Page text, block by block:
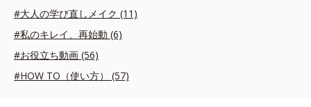
#大人の学び直しメイク (11)
#私のキレイ、再始動 (6)
#お役立ち動画 (56)
#HOW TO（使い方） (57)